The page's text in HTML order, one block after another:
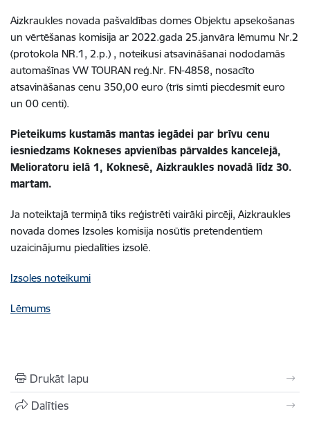
Aizkraukles novada pašvaldības domes Objektu apsekošanas
un vērtēšanas komisija ar 2022.gada 25.janvāra lēmumu Nr.2
(protokola NR.1, 2.p.) , noteikusi atsavināšanai nododamās
automašīnas VW TOURAN reģ.Nr. FN-4858, nosacīto
atsavināšanas cenu 350,00 euro (trīs simti piecdesmit euro
un 00 centi).
Pieteikums kustamās mantas iegādei par brīvu cenu
iesniedzams Kokneses apvienības pārvaldes kancelejā,
Melioratoru ielā 1, Koknesē, Aizkraukles novadā līdz 30.
martam.
Ja noteiktajā termiņā tiks reģistrēti vairāki pircēji, Aizkraukles
novada domes Izsoles komisija nosūtīs pretendentiem
uzaicinājumu piedalīties izsolē.
Izsoles noteikumi
Lēmums
Drukāt lapu
Dalīties